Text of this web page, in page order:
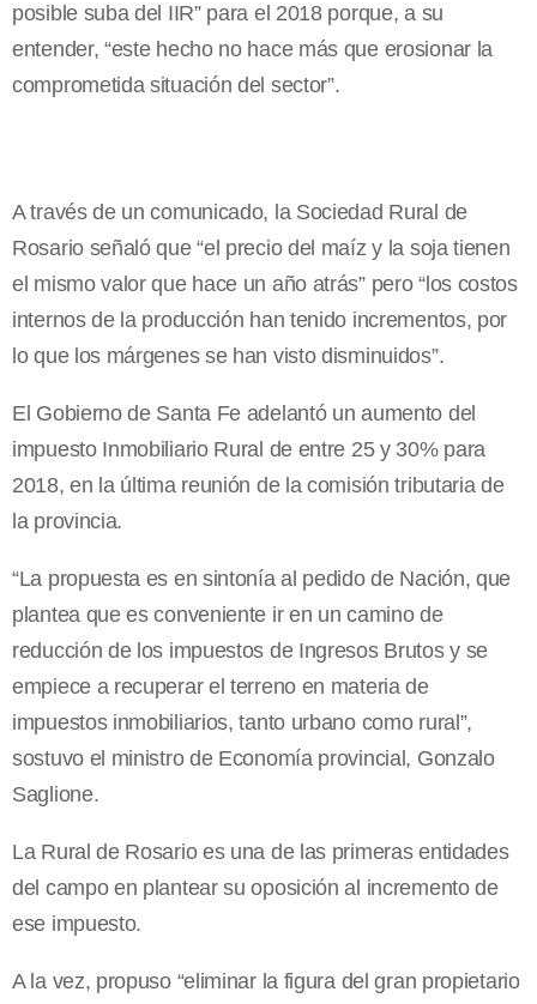
posible suba del IIR” para el 2018 porque, a su
entender, “este hecho no hace más que erosionar la
comprometida situación del sector”.
A través de un comunicado, la Sociedad Rural de
Rosario señaló que “el precio del maíz y la soja tienen
el mismo valor que hace un año atrás” pero “los costos
internos de la producción han tenido incrementos, por
lo que los márgenes se han visto disminuidos”.
El Gobierno de Santa Fe adelantó un aumento del
impuesto Inmobiliario Rural de entre 25 y 30% para
2018, en la última reunión de la comisión tributaria de
la provincia.
“La propuesta es en sintonía al pedido de Nación, que
plantea que es conveniente ir en un camino de
reducción de los impuestos de Ingresos Brutos y se
empiece a recuperar el terreno en materia de
impuestos inmobiliarios, tanto urbano como rural”,
sostuvo el ministro de Economía provincial, Gonzalo
Saglione.
La Rural de Rosario es una de las primeras entidades
del campo en plantear su oposición al incremento de
ese impuesto.
A la vez, propuso “eliminar la figura del gran propietario